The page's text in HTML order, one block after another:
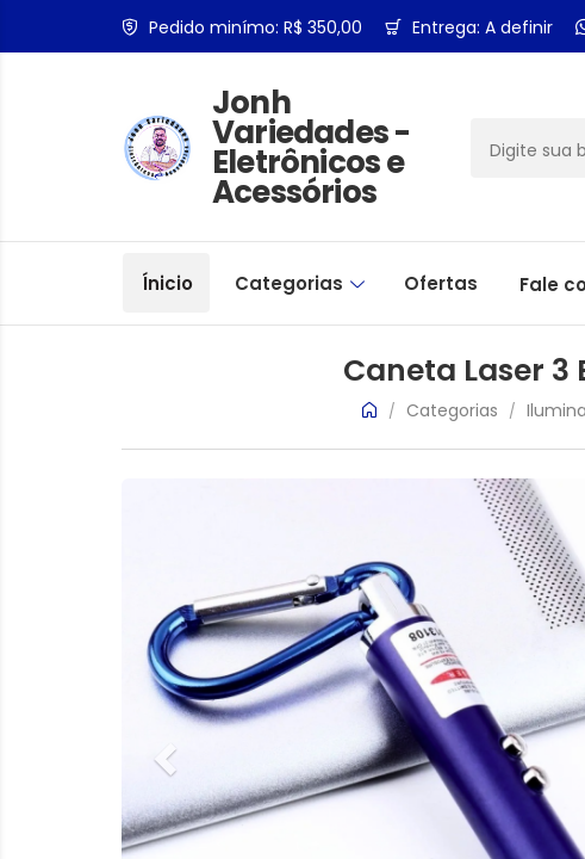
Pedido minímo: R$ 350,00 Entrega: A definir
Jonh
Variedades -
Eletrônicos e
Acessórios
Ínicio Categorias Ofertas Fale
Caneta Laser 3
/ Categorias /